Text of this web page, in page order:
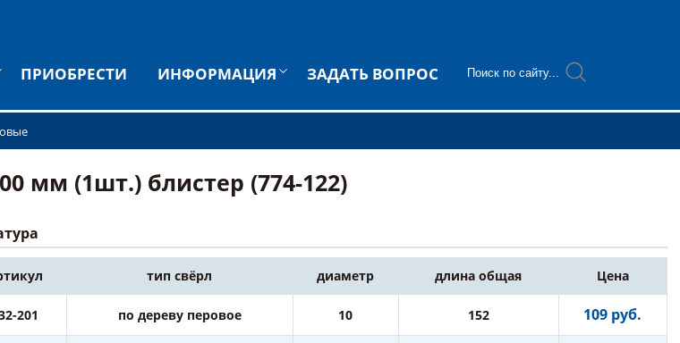
ПРИОБРЕСТИ ИНФОРМАЦИЯ ЗАДАТЬ ВОПРОС
мм (1шт.) блистер (774-122)
тип свёрл диаметр длина общая Цена
201 по дереву перовое 10 152 109 руб.